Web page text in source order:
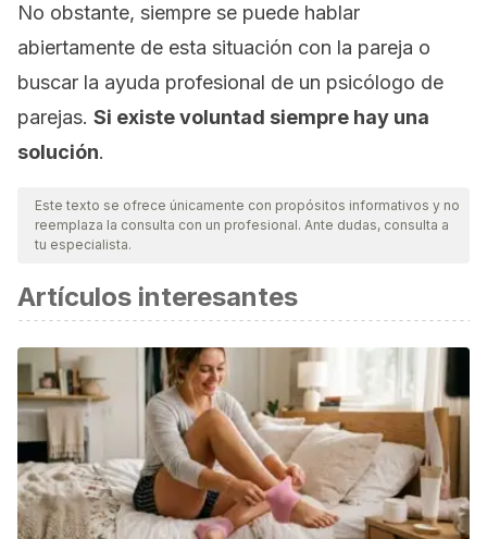
No obstante, siempre se puede hablar
abiertamente de esta situación con la pareja o
buscar la ayuda profesional de un psicólogo de
parejas. Si existe voluntad siempre hay una
solución.
Este texto se ofrece únicamente con propósitos informativos y no
reemplaza la consulta con un profesional. Ante dudas, consulta a
tu especialista.
Artículos interesantes